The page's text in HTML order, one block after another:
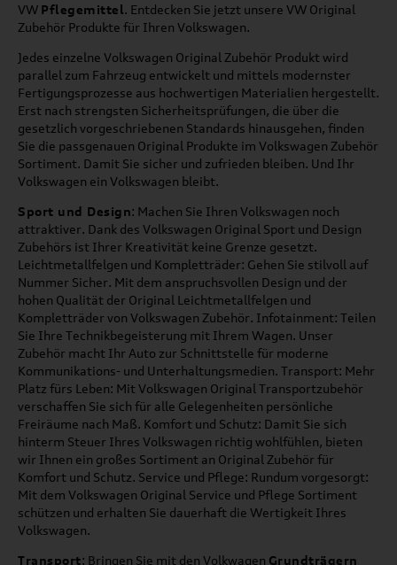
VW Pflegemittel. Entdecken Sie jetzt unsere VW Original
Zubehör Produkte für Ihren Volkswagen.
Jedes einzelne Volkswagen Original Zubehör Produkt wird
parallel zum Fahrzeug entwickelt und mittels modernster
Fertigungsprozesse aus hochwertigen Materialien hergestellt.
Erst nach strengsten Sicherheitsprüfungen, die über die
gesetzlich vorgeschriebenen Standards hinausgehen, finden
Sie die passgenauen Original Produkte im Volkswagen Zubehör
Sortiment. Damit Sie sicher und zufrieden bleiben. Und Ihr
Volkswagen ein Volkswagen bleibt.
Sport und Design: Machen Sie Ihren Volkswagen noch
attraktiver. Dank des Volkswagen Original Sport und Design
Zubehörs ist Ihrer Kreativität keine Grenze gesetzt.
Leichtmetallfelgen und Kompletträder: Gehen Sie stilvoll auf
Nummer Sicher. Mit dem anspruchsvollen Design und der
hohen Qualität der Original Leichtmetallfelgen und
Kompletträder von Volkswagen Zubehör. Infotainment: Teilen
Sie Ihre Technikbegeisterung mit Ihrem Wagen. Unser
Zubehör macht Ihr Auto zur Schnittstelle für moderne
Kommunikations- und Unterhaltungsmedien. Transport: Mehr
Platz fürs Leben: Mit Volkswagen Original Transportzubehör
verschaffen Sie sich für alle Gelegenheiten persönliche
Freiräume nach Maß. Komfort und Schutz: Damit Sie sich
hinterm Steuer Ihres Volkswagen richtig wohlfühlen, bieten
wir Ihnen ein großes Sortiment an Original Zubehör für
Komfort und Schutz. Service und Pflege: Rundum vorgesorgt:
Mit dem Volkswagen Original Service und Pflege Sortiment
schützen und erhalten Sie dauerhaft die Wertigkeit Ihres
Volkswagen.
Transport: Bringen Sie mit den Volkwagen Grundträgern